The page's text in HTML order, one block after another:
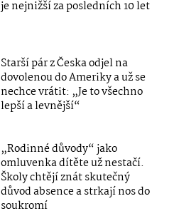
je nejnižší za posledních 10 let
Starší pár z Česka odjel na
dovolenou do Ameriky a už se
nechce vrátit: „Je to všechno
lepší a levnější“
„Rodinné důvody“ jako
omluvenka dítěte už nestačí.
Školy chtějí znát skutečný
důvod absence a strkají nos do
soukromí